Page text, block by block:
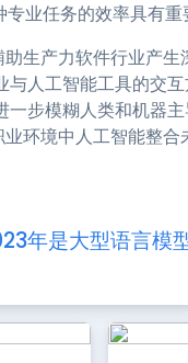
业任务的效率具有重
生产力软件行业产
人工智能工具的交
步模糊人类和机器主
环境中人工智能整合
年是大型语言模